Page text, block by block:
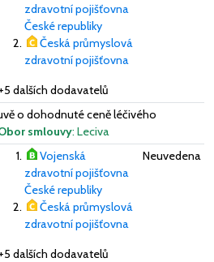
zdravotní pojišťovna
České republiky
Česká průmyslová
zdravotní pojišťovna
+5 dalších dodavatelů
o dohodnuté ceně léčivého
smlouvy: Leciva
Vojenská
zdravotní pojišťovna
České republiky
Česká průmyslová
zdravotní pojišťovna
+5 dalších dodavatelů
Neuvedena